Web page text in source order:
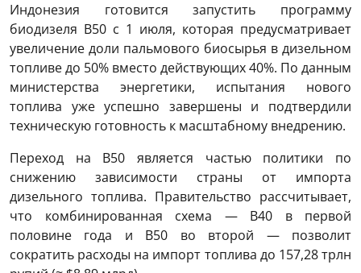
Индонезия готовится запустить программу
биодизеля B50 с 1 июля, которая предусматривает
увеличение доли пальмового биосырья в дизельном
топливе до 50% вместо действующих 40%. По данным
министерства энергетики, испытания нового
топлива уже успешно завершены и подтвердили
техническую готовность к масштабному внедрению.
Переход на B50 является частью политики по
снижению зависимости страны от импорта
дизельного топлива. Правительство рассчитывает,
что комбинированная схема — B40 в первой
половине года и B50 во второй — позволит
сократить расходы на импорт топлива до 157,28 трлн